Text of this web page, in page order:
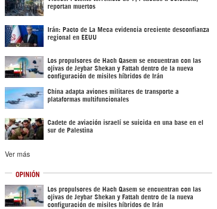
reportan muertos
Irán: Pacto de La Meca evidencia creciente desconfianza
regional en EEUU
Los propulsores de Hach Qasem se encuentran con las
ojivas de Jeybar Shekan y Fattah dentro de la nueva
configuración de misiles híbridos de Irán
China adapta aviones militares de transporte a
plataformas multifuncionales
Cadete de aviación israelí se suicida en una base en el
sur de Palestina
Ver más
OPINIÓN
Los propulsores de Hach Qasem se encuentran con las
ojivas de Jeybar Shekan y Fattah dentro de la nueva
configuración de misiles híbridos de Irán